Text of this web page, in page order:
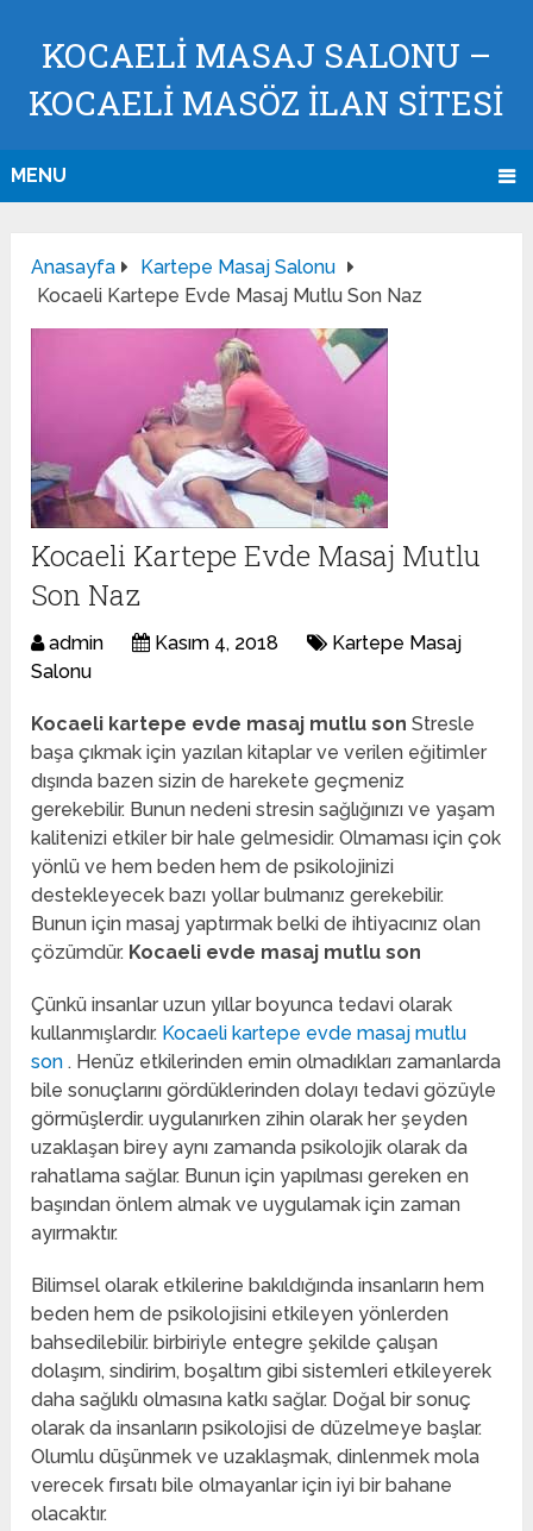
KOCAELI MASAJ SALONU –
KOCAELI MASÖZ İLAN SİTESİ
MENU
Anasayfa
Kartepe Masaj Salonu
Kocaeli Kartepe Evde Masaj Mutlu Son Naz
Kocaeli Kartepe Evde Masaj Mutlu
Son Naz
admin Kasım 4, 2018
Kartepe Masaj
Salonu
Kocaeli kartepe evde masaj mutlu son Stresle
başa çıkmak için yazılan kitaplar ve verilen eğitimler
dışında bazen sizin de harekete geçmeniz
gerekebilir. Bunun nedeni stresin sağlığınızı ve yaşam
kalitenizi etkiler bir hale gelmesidir. Olmaması için çok
yönlü ve hem beden hem de psikolojinizi
destekleyecek bazı yollar bulmanız gerekebilir.
Bunun için masaj yaptırmak belki de ihtiyacınız olan
çözümdür. Kocaeli evde masaj mutlu son
Çünkü insanlar uzun yıllar boyunca tedavi olarak
kullanmışlardır. Kocaeli kartepe evde masaj mutlu
son. Henüz etkilerinden emin olmadıkları zamanlarda
bile sonuçlarını gördüklerinden dolayı tedavi gözüyle
görmüşlerdir. uygulanırken zihin olarak her şeyden
uzaklaşan birey aynı zamanda psikolojik olarak da
rahatlama sağlar. Bunun için yapılması gereken en
başından önlem almak ve uygulamak için zaman
ayırmaktır.
Bilimsel olarak etkilerine bakıldığında insanların hem
beden hem de psikolojisini etkileyen yönlerden
bahsedilebilir. birbiriyle entegre şekilde çalışan
dolaşım, sindirim, boşaltım gibi sistemleri etkileyerek
daha sağlıklı olmasına katkı sağlar. Doğal bir sonuç
olarak da insanların psikolojisi de düzelmeye başlar.
Olumlu düşünmek ve uzaklaşmak, dinlenmek mola
verecek fırsatı bile olmayanlar için iyi bir bahane
olacaktır.